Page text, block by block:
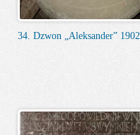
34. Dzwon „Aleksander” 1902